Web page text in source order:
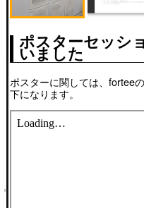
ポスターセッシ
いました
ポスターに関しては、fortee
下になります。